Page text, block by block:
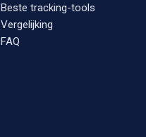
Beste tracking-tools
Vergelijking
FAQ